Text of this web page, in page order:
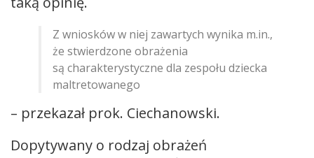
Z wniosków w niej zawartych wynika m.in.,
że stwierdzone obrażenia
są charakterystyczne dla zespołu dziecka
maltretowanego
– przekazał prok. Ciechanowski.
Dopytywany o rodzaj obrażeń